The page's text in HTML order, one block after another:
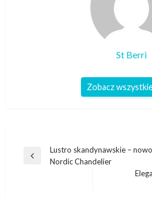
St Berri
Zobacz
Nawigacja
wpisu
Poprzedni
Lustro skandynawskie –
Nordic Chandelier